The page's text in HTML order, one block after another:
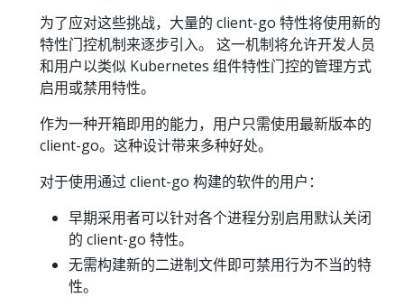
为了应对这些挑战，大量的 client-go 特性将使用新的
特性门控机制来逐步引入。 这一机制将允许开发人员
和用户以类似 Kubernetes 组件特性门控的管理方式
启用或禁用特性。
作为一种开箱即用的能力，用户只需使用最新版本的
client-go。这种设计带来多种好处。
对于使用通过 client-go 构建的软件的用户：
早期采用者可以针对各个进程分别启用默认关闭
的 client-go 特性。
无需构建新的二进制文件即可禁用行为不当的特
性。